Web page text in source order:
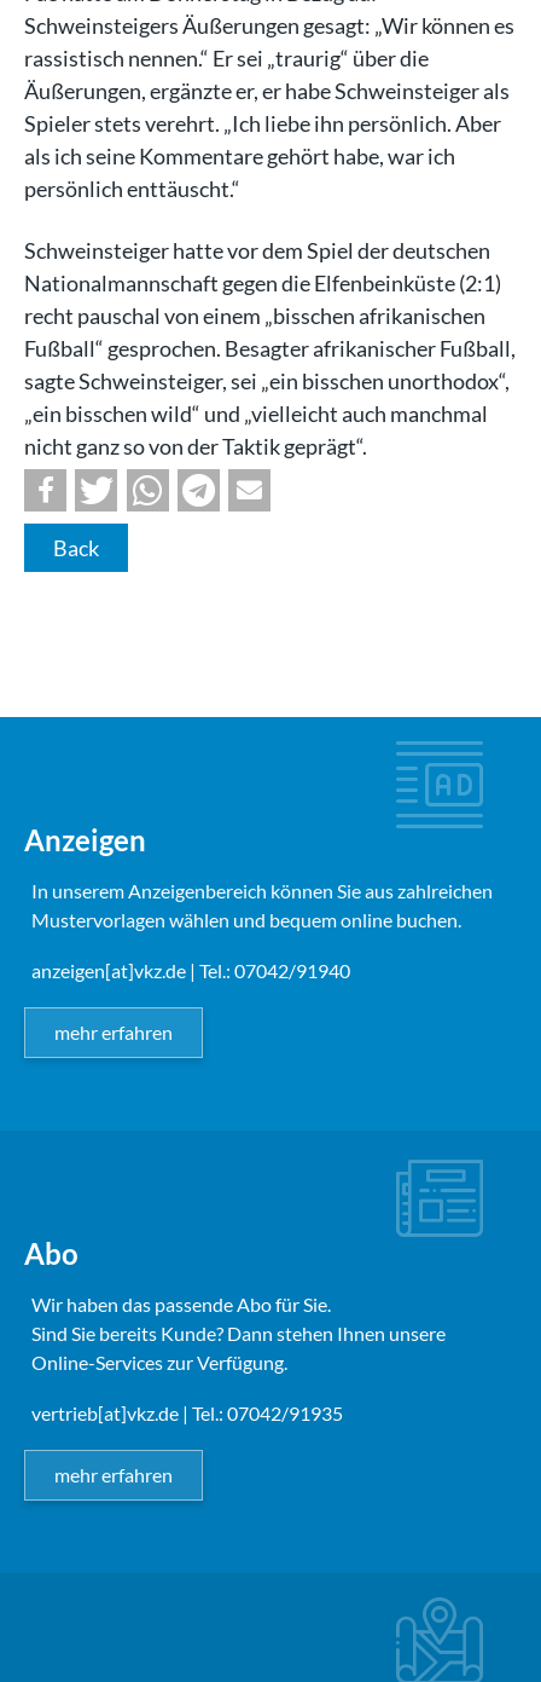
Schweinsteigers Äußerungen gesagt: „Wir können es
rassistisch nennen.“ Er sei „traurig“ über die
Äußerungen, ergänzte er, er habe Schweinsteiger als
Spieler stets verehrt. „Ich liebe ihn persönlich. Aber
als ich seine Kommentare gehört habe, war ich
persönlich enttäuscht.“
Schweinsteiger hatte vor dem Spiel der deutschen
Nationalmannschaft gegen die Elfenbeinküste (2:1)
recht pauschal von einem „bisschen afrikanischen
Fußball“ gesprochen. Besagter afrikanischer Fußball,
sagte Schweinsteiger, sei „ein bisschen unorthodox“,
„ein bisschen wild“ und „vielleicht auch manchmal
nicht ganz so von der Taktik geprägt“.
Back
Anzeigen
In unserem Anzeigenbereich können Sie aus zahlreichen
Mustervorlagen wählen und bequem online buchen.
anzeigen[at]vkz.de | Tel.: 07042/91940
mehr erfahren
Abo
Wir haben das passende Abo für Sie.
Sind Sie bereits Kunde? Dann stehen Ihnen unsere
Online-Services zur Verfügung.
vertrieb[at]vkz.de | Tel.: 07042/91935
mehr erfahren